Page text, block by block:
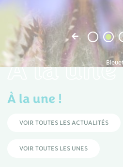
À la une
À la une !
VOIR TOUTES LES ACTUALITÉS
VOIR TOUTES LES UNES